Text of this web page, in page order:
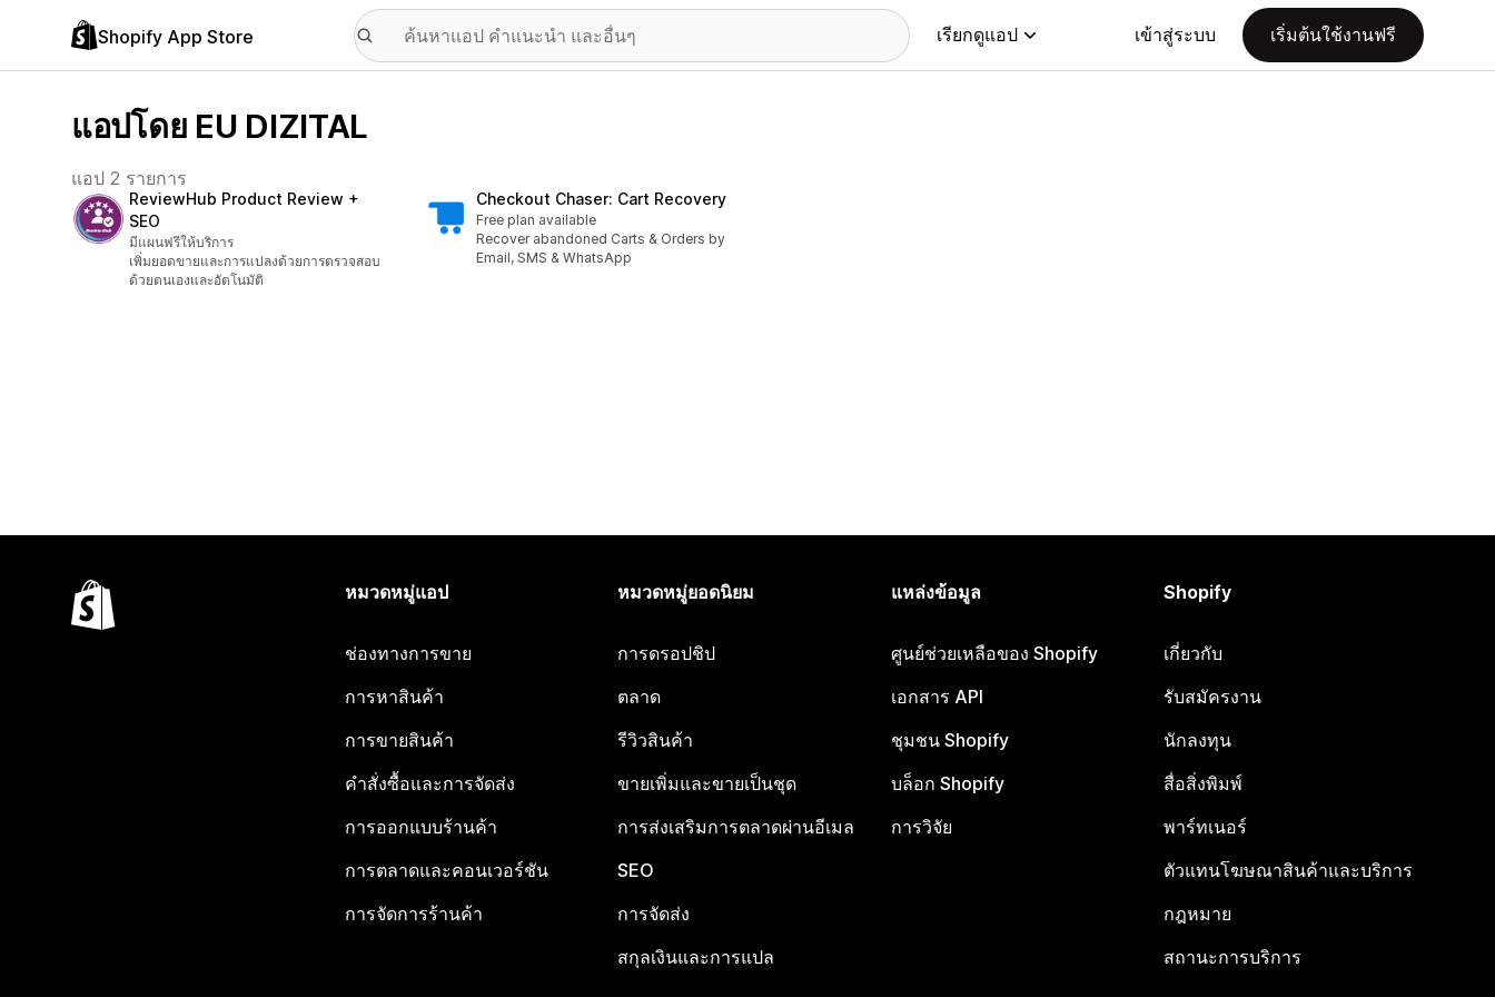
Shopify App Store เรียกดูแอป เข้าสู่ระบบ เริ่มต้นใช้งานฟรี
แอปโดย EU DIZITAL
แอป 2 รายการ
ReviewHub Product Review +
SEO
มีแผนฟรีให้บริการ
เพิ่มยอดขายและการแปลงด้วยการตรวจสอบ
ด้วยตนเองและอัตโนมัติ
Checkout Chaser: Cart Recovery
Free plan available
Recover abandoned Carts & Orders by
Email, SMS & WhatsApp
หมวดหมู่แอป
ช่องทางการขาย
การหาสินค้า
การขายสินค้า
คำสั่งซื้อและการจัดส่ง
การออกแบบร้านค้า
การตลาดและคอนเวอร์ชัน
การจัดการร้านค้า
หมวดหมู่ยอดนิยม
การดรอปชิป
ตลาด
รีวิวสินค้า
ขายเพิ่มและขายเป็นชุด
การส่งเสริมการตลาดผ่านอีเมล
SEO
การจัดส่ง
สกุลเงินและการแปล
แหล่งข้อมูล
ศูนย์ช่วยเหลือของ Shopify
เอกสาร API
ชุมชน Shopify
บล็อก Shopify
การวิจัย
Shopify
เกี่ยวกับ
รับสมัครงาน
นักลงทุน
สื่อสิ่งพิมพ์
พาร์ทเนอร์
ตัวแทนโฆษณาสินค้าและบริการ
กฎหมาย
สถานะการบริการ